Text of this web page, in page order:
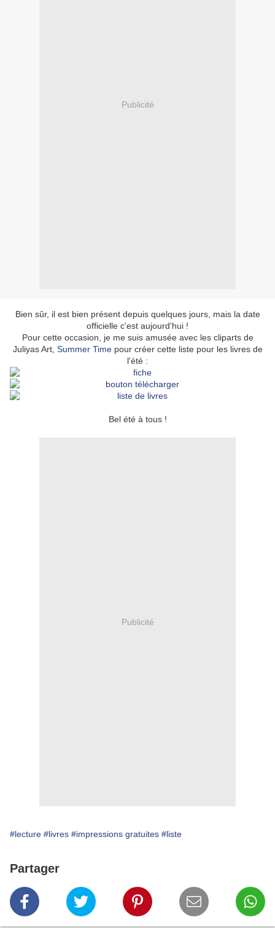
Publicité
Bien sûr, il est bien présent depuis quelques jours, mais la date
officielle c'est aujourd'hui !
Pour cette occasion, je me suis amusée avec les cliparts de
Juliyas Art, Summer Timepour créer cette liste pour les livres de
l'été :
Bel été à tous !
Publicité
#lecture #livres #impressions gratuites #liste
Partager